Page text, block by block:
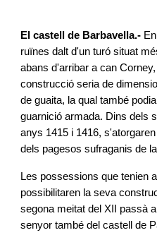
El castell de Barbavella.-
ruïnes dalt d'un turó situat
abans d'arribar a can
construcció seria de
de guaita, la qual també
guarnició armada. Dins dels
anys 1415 i 1416,
dels pagesos sufraganis de
Les possessions que tenien
possibilitaren la seva
segona meitat del XII passà
senyor també del castell de